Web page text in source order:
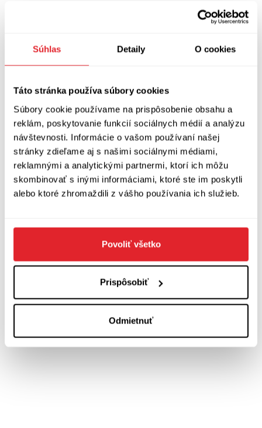
Súhlas Detaily O cookies
Táto stránka používa súbory cookies
Súbory cookie používame na prispôsobenie obsahu a
reklám, poskytovanie funkcií sociálnych médií a analýzu
návštevnosti. Informácie o vašom používaní našej
stránky zdieľame aj s našimi sociálnymi médiami,
reklamnými a analytickými partnermi, ktorí ich môžu
skombinovať s inými informáciami, ktoré ste im poskytli
alebo ktoré zhromaždili z vášho používania ich služieb.
Povoliť všetko
Prispôsobiť
Odmietnuť
, kterým se Scheuer
poprvé představuje českým čtenářům. Za toto
dílo, jež bylo přeloženo také do dánštiny,
nizozemštiny a francouzštiny, obdržel cenu
použity materiály nakladatelství Prostor
Zobraziť diskusiu (Napíšte prvý komentár)